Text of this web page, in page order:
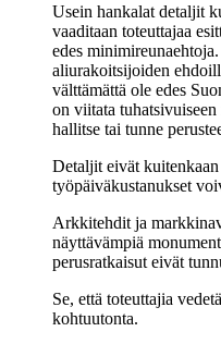
Usein hankalat detaljit
vaaditaan toteuttajaa
edes
aliurakoitsijoiden
välttämättä ole edes
on viitata
hallitse tai tunne
Detaljit eivät
työpäiväkustanukset
Arkkitehdit ja
näyttävämpiä
perusratkaisut eivät
Se, että toteuttajia
kohtuutonta.